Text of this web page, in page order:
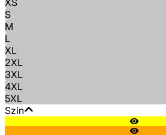
XS
S
M
L
XL
2XL
3XL
4XL
5XL
Szín